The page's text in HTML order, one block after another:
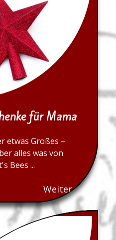
für Mama
etwas Großes –
alles was von
Bees ...
Weiter...